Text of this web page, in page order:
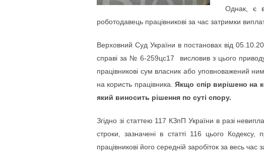
Однак, є
роботодавець працівникові за час затримки
Верховний Суд України в постановах від
справі за № 6-259цс17
висловив з цього
працівникові сум власник або уповноважений
на користь працівника.Якщо спір вирішено на
який виносить рішення по суті спору.
Згідно зі статтею 117 КЗпП України в разі
строки, зазначені в статті 116 цього Кодексу,
працівникові його середній заробіток за весь